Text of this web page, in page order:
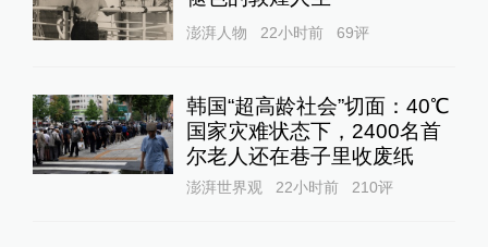
澎湃人物 22小时前 69评
韩国“超高龄社会”切面：40℃
国家灾难状态下，2400名首
尔老人还在巷子里收废纸
澎湃世界观 22小时前 210评